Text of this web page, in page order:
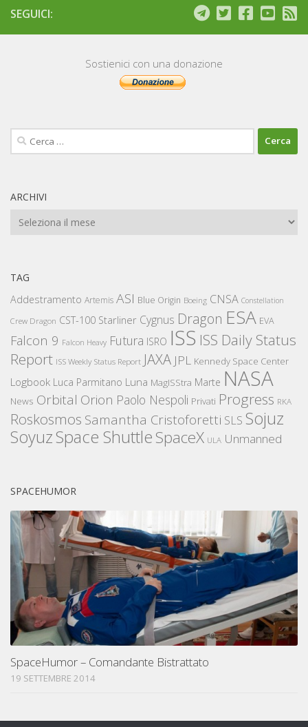
SEGUICI:
Sostienici con una donazione
Ricerca
per:
ARCHIVI
Archivi
TAG
Addestramento Artemis ASI Blue Origin Boeing CNSA Constellation
Crew Dragon CST-100 Starliner Cygnus Dragon ESA EVA
Falcon 9 Falcon Heavy Futura ISRO ISS ISS Daily Status
Report ISS Weekly Status Report JAXA JPL Kennedy Space Center
Logbook Luca Parmitano Luna MagISStra Marte NASA
News Orbital Orion Paolo Nespoli Privati Progress RKA
Roskosmos Samantha Cristoforetti SLS Sojuz
SoyuzSpace ShuttleSpaceX ULA Unmanned
SPACEHUMOR
SpaceHumor – Comandante Bistrattato
19 SETTEMBRE 2014